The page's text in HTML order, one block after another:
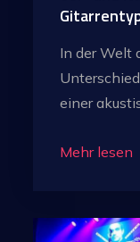
In der Welt
einer
Mehr lesen